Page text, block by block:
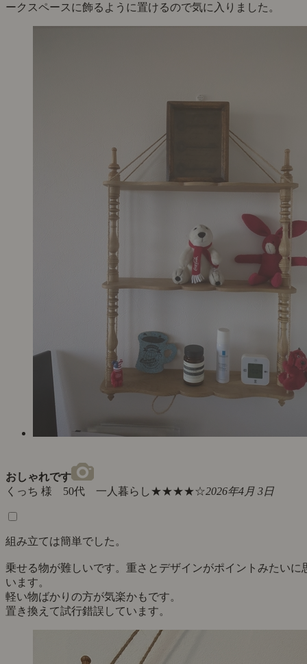
ークスペースに飾るように置けるので気に入りました。
おしゃれです
くっち 様 50代 一人暮らし★★★★☆2026年4月 3日
組み立ては簡単でした。
乗せる物が難しいです。重さとデザインがポイントみたいに
います。
軽い物ばかりの方が気楽かもです。
置き換えて試行錯誤しています。